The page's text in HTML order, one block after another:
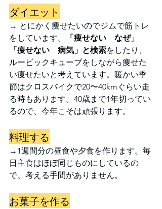
ダイエット
→ とにかく痩せたいのでジムで筋トレ
をしています。
「痩せない　なぜ」
「痩せない　病気」と検索をしたり、
ルービックキューブをしながら痩せた
い痩せたいと考えています。暖かい季
節はクロスバイクで20〜40kmぐらい走
る時もあります。40歳まで1年切ってい
るので、今年こそは頑張ります。
料理する
→1週間分の昼食や夕食を作ります。毎
日主食はほぼ同じものにしているの
で、考える手間がありません。
お菓子を作る